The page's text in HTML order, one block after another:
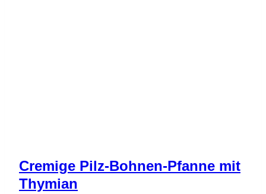
Cremige Pilz-Bohnen-Pfanne mit
Thymian